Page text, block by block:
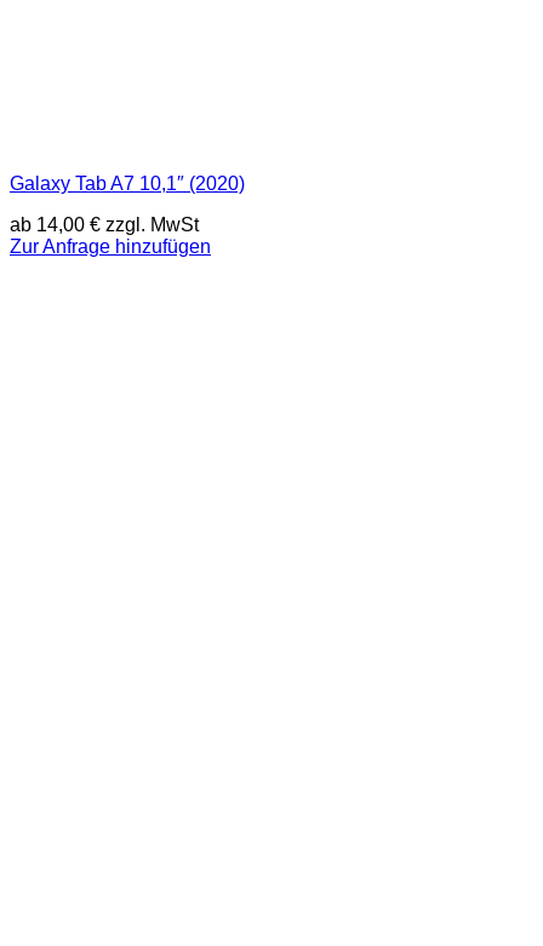
Galaxy Tab A7 10,1″ (2020)
ab 14,00 € zzgl. MwSt
Zur Anfrage hinzufügen